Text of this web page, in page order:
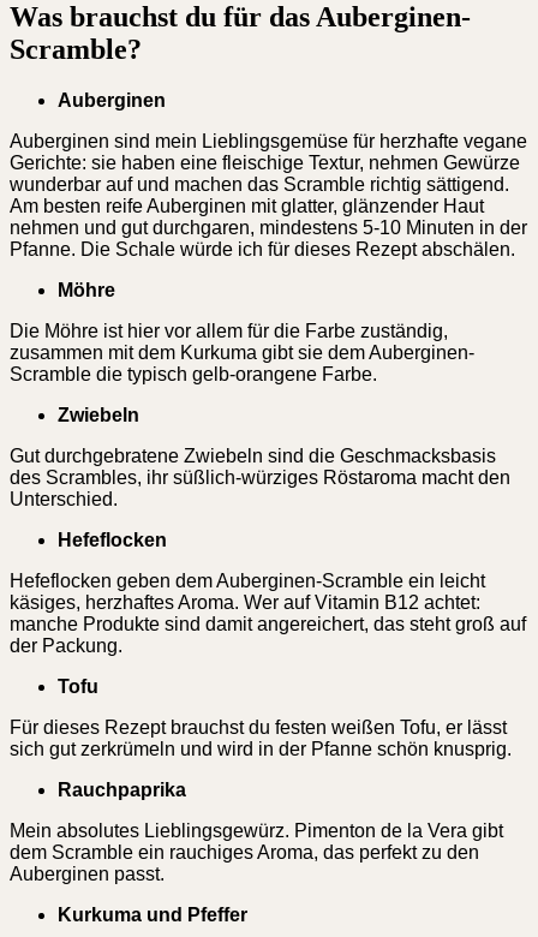
Was brauchst du für das Auberginen-
Scramble?
Auberginen
Auberginen sind mein Lieblingsgemüse für herzhafte vegane
Gerichte: sie haben eine fleischige Textur, nehmen Gewürze
wunderbar auf und machen das Scramble richtig sättigend.
Am besten reife Auberginen mit glatter, glänzender Haut
nehmen und gut durchgaren, mindestens 5-10 Minuten in der
Pfanne. Die Schale würde ich für dieses Rezept abschälen.
Möhre
Die Möhre ist hier vor allem für die Farbe zuständig,
zusammen mit dem Kurkuma gibt sie dem Auberginen-
Scramble die typisch gelb-orangene Farbe.
Zwiebeln
Gut durchgebratene Zwiebeln sind die Geschmacksbasis
des Scrambles, ihr süßlich-würziges Röstaroma macht den
Unterschied.
Hefeflocken
Hefeflocken geben dem Auberginen-Scramble ein leicht
käsiges, herzhaftes Aroma. Wer auf Vitamin B12 achtet:
manche Produkte sind damit angereichert, das steht groß auf
der Packung.
Tofu
Für dieses Rezept brauchst du festen weißen Tofu, er lässt
sich gut zerkrümeln und wird in der Pfanne schön knusprig.
Rauchpaprika
Mein absolutes Lieblingsgewürz. Pimenton de la Vera gibt
dem Scramble ein rauchiges Aroma, das perfekt zu den
Auberginen passt.
Kurkuma und Pfeffer